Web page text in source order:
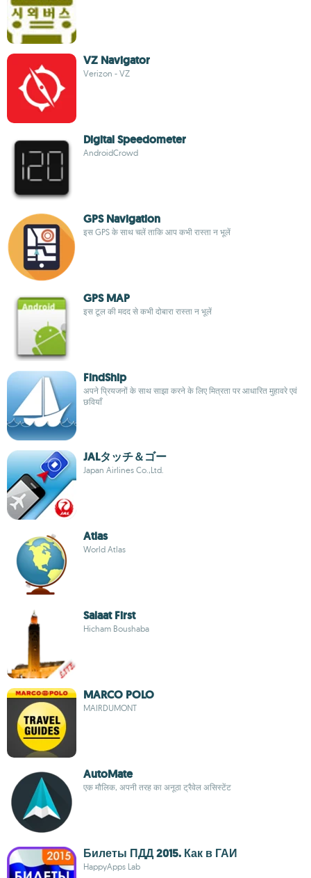
VZ Navigator
Verizon - VZ
Digital Speedometer
AndroidCrowd
GPS Navigation
इस GPS के साथ चलें ताकि आप कभी रास्ता न भूलें
GPS MAP
इस टूल की मदद से कभी दोबारा रास्ता न भूलें
FindShip
अपने प्रियजनों के साथ साझा करने के लिए मित्रता पर आधारित मुहावरे एवं
छवियाँ
JALタッチ＆ゴー
Japan Airlines Co.,Ltd.
Atlas
World Atlas
Salaat First
Hicham Boushaba
MARCO POLO
MAIRDUMONT
AutoMate
एक मौलिक, अपनी तरह का अनूठा ट्रैवेल असिस्टेंट
Билеты ПДД 2015. Как в ГАИ
HappyApps Lab